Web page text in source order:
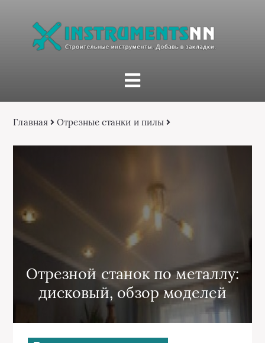
Главная Отрезные станки и пилы
Отрезной станок по металлу:
дисковый, обзор моделей